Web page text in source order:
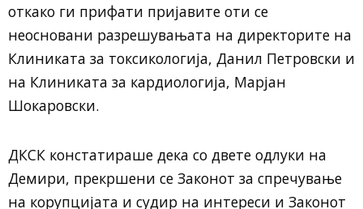
откако ги прифати пријавите оти се
неосновани разрешувањата на директорите на
Клиниката за токсикологија, Данил Петровски и
на Клиниката за кардиологија, Марјан
Шокаровски.
ДКСК констатираше дека со двете одлуки на
Демири, прекршени се Законот за спречување
на корупцијата и судир на интереси и Законот